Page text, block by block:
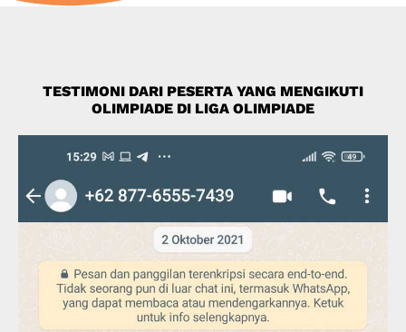
TESTIMONI DARI PESERTA YANG MENGIKUTI
OLIMPIADE DI LIGA OLIMPIADE